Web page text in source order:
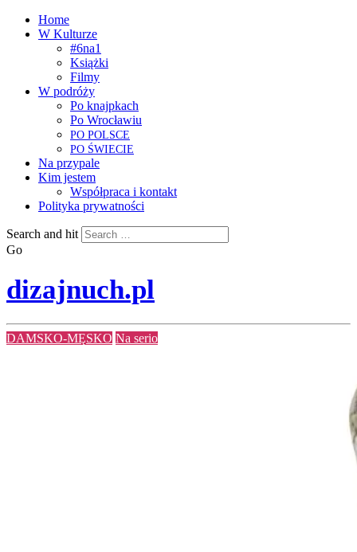
Home
W Kulturze
#6na1
Książki
Filmy
W podróży
Po knajpkach
Po Wrocławiu
PO POLSCE
PO ŚWIECIE
Na przypale
Kim jestem
Współpraca i kontakt
Polityka prywatności
Search and hit
Go
dizajnuch.pl
DAMSKO-MĘSKO Na serio